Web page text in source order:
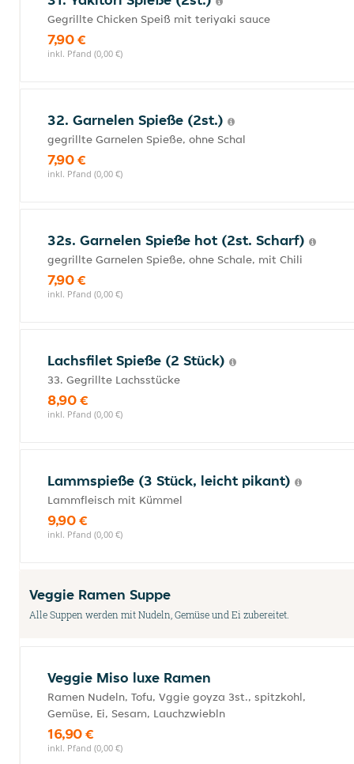
Gegrillte Chicken Speiß mit teriyaki sauce
7,90 €
inkl. Pfand (0,00 €)
32. Garnelen Spieße (2st.)
gegrillte Garnelen Spieße, ohne Schal
7,90 €
inkl. Pfand (0,00 €)
32s. Garnelen Spieße hot (2st. Scharf)
gegrillte Garnelen Spieße, ohne Schale, mit Chili
7,90 €
inkl. Pfand (0,00 €)
Lachsfilet Spieße (2 Stück)
33. Gegrillte Lachsstücke
8,90 €
inkl. Pfand (0,00 €)
Lammspieße (3 Stück, leicht pikant)
Lammfleisch mit Kümmel
9,90 €
inkl. Pfand (0,00 €)
Veggie Ramen Suppe
Alle Suppen werden mit Nudeln, Gemüse und Ei zubereitet.
Veggie Miso luxe Ramen
Ramen Nudeln, Tofu, Vggie goyza 3st., spitzkohl,
Gemüse, Ei, Sesam, Lauchzwiebln
16,90 €
inkl. Pfand (0,00 €)